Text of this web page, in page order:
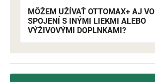
MÔŽEM UŽÍVAŤ OTTOMAX+ AJ VO
SPOJENÍ S INÝMI LIEKMI ALEBO
VÝŽIVOVÝMI DOPLNKAMI?